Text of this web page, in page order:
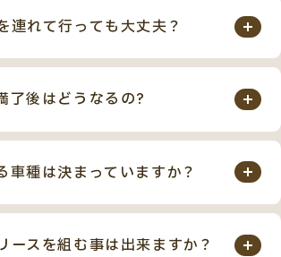
々のお支払い金額のみを見た場合、金
車検、オイル交換等、お車を維持して
要な費用が多数含まれておりますの
メンテナンスを定期的行うのでご契
車の査定額にもプラス材料になりま
連れて行っても大丈夫？
ません。カーリンク ファミリア（旧
）では、キッズスペースを完備してい
様でも、ゆっくりとくつろげる環境
とご一緒にお気軽にお立ち寄りくだ
了後はどうなるの?
タイルに合わせて下記の3つの中か
きます。
る残存価格にて、お客様に買取をして
り頂いたお車をご返却し、新車リース
車種は決まっていますか？
メーカー、全車種対応可能です。一部
す。
ースを組む事は出来ますか？